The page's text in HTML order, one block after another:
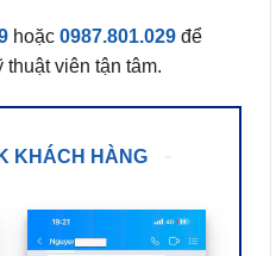
hoặc 0987.801.029 để
viên tận tâm.
KHÁCH HÀNG